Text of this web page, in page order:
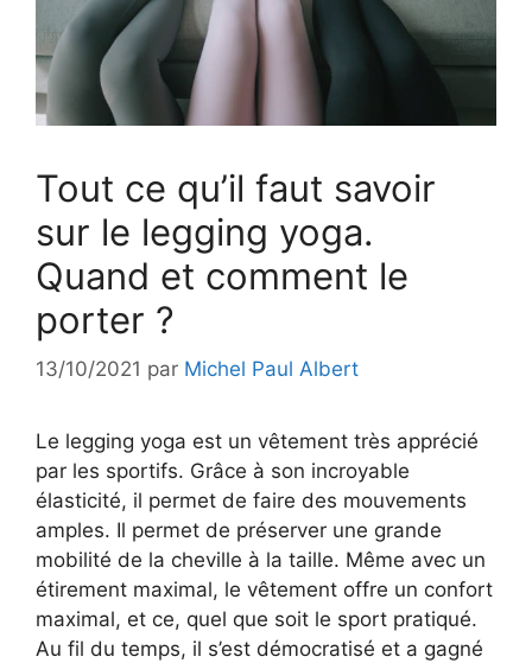
Tout ce qu’il faut savoir
sur le legging yoga.
Quand et comment le
porter ?
13/10/2021 par Michel Paul Albert
Le legging yoga est un vêtement très apprécié
par les sportifs. Grâce à son incroyable
élasticité, il permet de faire des mouvements
amples. Il permet de préserver une grande
mobilité de la cheville à la taille. Même avec un
étirement maximal, le vêtement offre un confort
maximal, et ce, quel que soit le sport pratiqué.
Au fil du temps, il s’est démocratisé et a gagné